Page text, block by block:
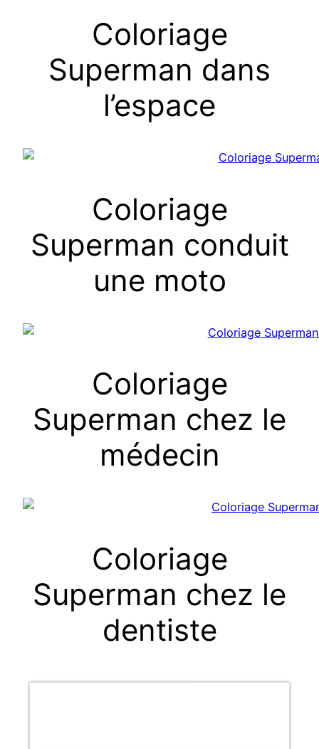
Coloriage
Superman dans
l’espace
Coloriage
Superman conduit
une moto
Coloriage
Superman chez le
médecin
Coloriage
Superman chez le
dentiste